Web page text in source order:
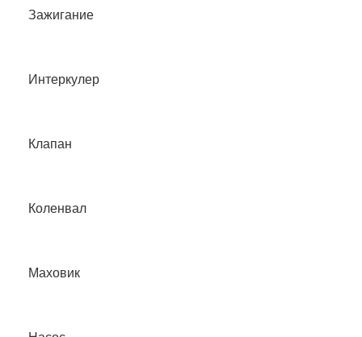
Зажигание
Интеркулер
Клапан
Коленвал
Маховик